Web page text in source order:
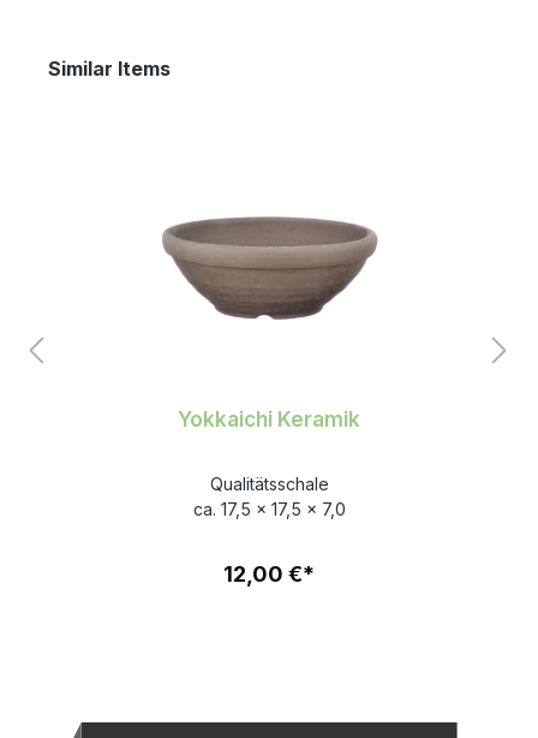
Produktgalerie überspringen
Similar Items
Yokkaichi Keramik
Qualitätsschale
ca. 17,5 x 17,5 x 7,0
12,00 €*